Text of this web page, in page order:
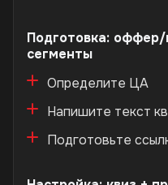
Подготовка:
сегменты
Определите ЦА
Напишите текст
Подготовьте